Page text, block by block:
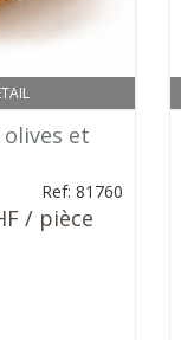
olives et
Ref: 81760
/ pièce